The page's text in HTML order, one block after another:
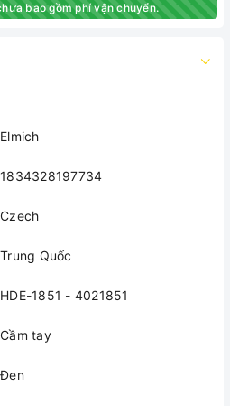
bao gồm phí vận chuyển.
Elmich
1834328197734
Czech
Trung Quốc
HDE-1851 - 4021851
Cầm tay
Đen